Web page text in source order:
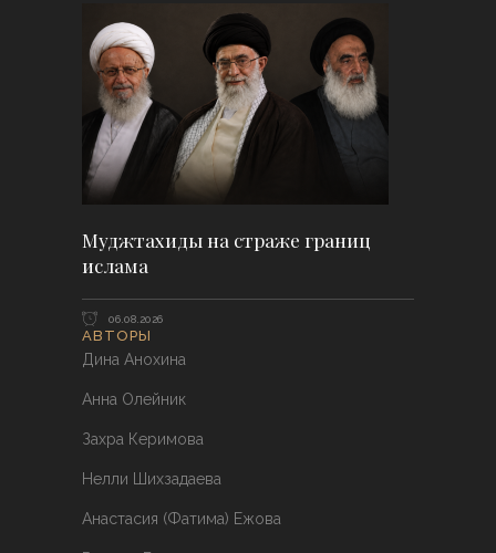
Муджтахиды на страже границ
ислама
06.08.2026
АВТОРЫ
Дина Анохина
Анна Олейник
Захра Керимова
Нелли Шихзадаева
Анастасия (Фатима) Ежова